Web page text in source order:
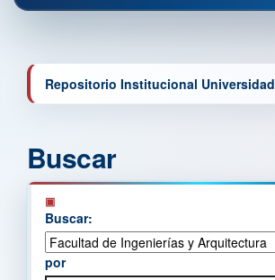
Repositorio Institucional
Buscar
Buscar:
por